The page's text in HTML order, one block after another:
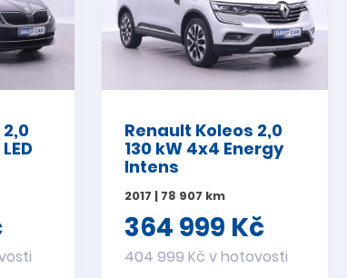
Renault Koleos 2,0
130 kW 4x4 Energy
Intens
2017 | 78 907 km
364 999 Kč
404 999 Kč v hotovosti